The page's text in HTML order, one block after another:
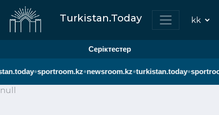
Turkistan.Today
Серіктестер
•sportroom.kz•newsroom.kz•turkistan.today•
null